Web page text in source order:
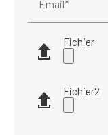
Email*
Fichier
Fichier2